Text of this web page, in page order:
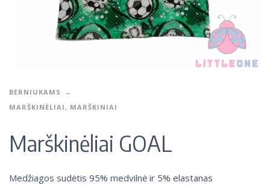
BERNIUKAMS
MARŠKINĖLIAI, MARŠKINIAI
Marškinėliai GOAL
Medžiagos sudėtis 95% medvilnė ir 5% elastanas